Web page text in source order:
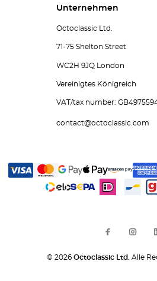
Unternehmen
Octoclassic Ltd.
71-75 Shelton Street
WC2H 9JQ London
Vereinigtes Königreich
VAT/tax number:
contact@octoclassic.com
© 2026 Octoclassic Ltd. Alle